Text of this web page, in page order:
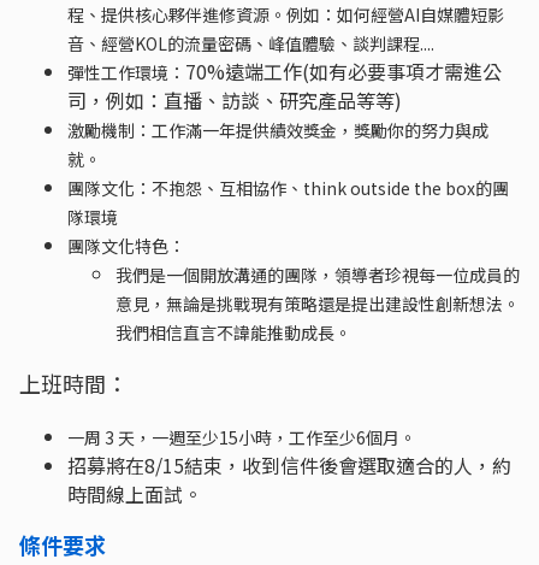
程、提供核心夥伴進修資源。例如：如何經營AI自媒體短影
音、經營KOL的流量密碼、峰值體驗、談判課程....
彈性工作環境： 70%遠端工作(如有必要事項才需進公
司，例如：直播、訪談、研究產品等等)
激勵機制：工作滿一年提供績效獎金，獎勵你的努力與成
就。
團隊文化：不抱怨、互相協作、think outside the box的團
隊環境
團隊文化特色：
我們是一個開放溝通的團隊，領導者珍視每一位成員的
意見，無論是挑戰現有策略還是提出建設性創新想法。
我們相信直言不諱能推動成長。
上班時間：
一周 3 天，一週至少15小時，工作至少6個月。
招募將在8/15結束，收到信件後會選取適合的人，約
時間線上面試。
條件要求